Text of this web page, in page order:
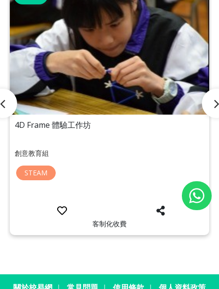
4D Frame 體驗工作坊
創意教育組
STEAM
客制化收費